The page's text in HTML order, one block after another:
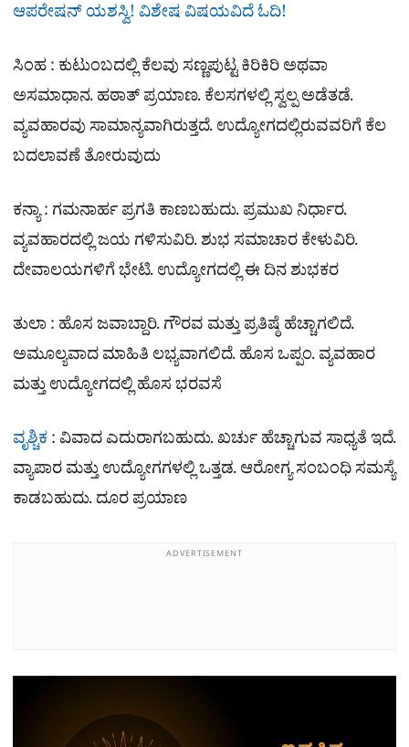
ಆಪರೇಷನ್ ಯಶಸ್ವಿ! ವಿಶೇಷ ವಿಷಯವಿದೆ ಓದಿ!
ಸಿಂಹ : ಕುಟುಂಬದಲ್ಲಿ ಕೆಲವು ಸಣ್ಣಪುಟ್ಟ ಕಿರಿಕಿರಿ ಅಥವಾ
ಅಸಮಾಧಾನ. ಹಠಾತ್ ಪ್ರಯಾಣ. ಕೆಲಸಗಳಲ್ಲಿ ಸ್ವಲ್ಪ ಅಡೆತಡೆ.
ವ್ಯವಹಾರವು ಸಾಮಾನ್ಯವಾಗಿರುತ್ತದೆ. ಉದ್ಯೋಗದಲ್ಲಿರುವವರಿಗೆ ಕೆಲ
ಬದಲಾವಣೆ ತೋರುವುದು
ಕನ್ಯಾ : ಗಮನಾರ್ಹ ಪ್ರಗತಿ ಕಾಣಬಹುದು. ಪ್ರಮುಖ ನಿರ್ಧಾರ.
ವ್ಯವಹಾರದಲ್ಲಿ ಜಯ ಗಳಿಸುವಿರಿ. ಶುಭ ಸಮಾಚಾರ ಕೇಳುವಿರಿ.
ದೇವಾಲಯಗಳಿಗೆ ಭೇಟಿ. ಉದ್ಯೋಗದಲ್ಲಿ ಈ ದಿನ ಶುಭಕರ
ತುಲಾ : ಹೊಸ ಜವಾಬ್ದಾರಿ. ಗೌರವ ಮತ್ತು ಪ್ರತಿಷ್ಠೆ ಹೆಚ್ಚಾಗಲಿದೆ.
ಅಮೂಲ್ಯವಾದ ಮಾಹಿತಿ ಲಭ್ಯವಾಗಲಿದೆ. ಹೊಸ ಒಪ್ಪಂ. ವ್ಯವಹಾರ
ಮತ್ತು ಉದ್ಯೋಗದಲ್ಲಿ ಹೊಸ ಭರವಸೆ
ವೃಶ್ಚಿಕ: ವಿವಾದ ಎದುರಾಗಬಹುದು. ಖರ್ಚು ಹೆಚ್ಚಾಗುವ ಸಾಧ್ಯತೆ ಇದೆ.
ವ್ಯಾಪಾರ ಮತ್ತು ಉದ್ಯೋಗಗಳಲ್ಲಿ ಒತ್ತಡ. ಆರೋಗ್ಯ ಸಂಬಂಧಿ ಸಮಸ್ಯೆ
ಕಾಡಬಹುದು. ದೂರ ಪ್ರಯಾಣ
ADVERTISEMENT